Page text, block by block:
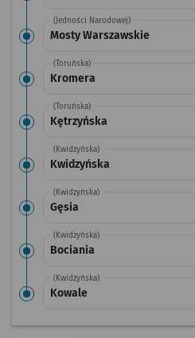
(Jedności Narodowej)
Mosty Warszawskie
(Toruńska)
Kromera
(Toruńska)
Kętrzyńska
(Kwidzyńska)
Kwidzyńska
(Kwidzyńska)
Gęsia
(Kwidzyńska)
Bociania
(Kwidzyńska)
Kowale